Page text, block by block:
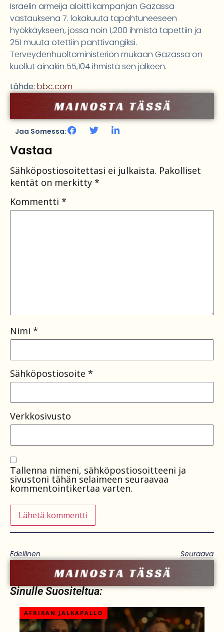
Israelin armeija aloitti kampanjan Gazassa
vastauksena 7. lokakuuta tapahtuneeseen
hyökkäykseen, jossa noin 1,200 ihmistä tapettiin ja
251 muuta otettiin panttivangiksi.
Terveydenhuoltoministeriön mukaan Gazassa on
kuollut ainakin 55,104 ihmistä sen jälkeen.
Lähde: bbc.com
Jaa Somessa:
Vastaa
Sähköpostiosoitettasi ei julkaista. Pakolliset
kentät on merkitty *
Kommentti *
Nimi *
Sähköpostiosoite *
Verkkosivusto
Tallenna nimeni, sähköpostiosoitteeni ja
sivustoni tähän selaimeen seuraavaa
kommentointikertaa varten.
Edellinen Seuraava
Sinulle Suositeltua:
AFRIKAN JALKAPALLO